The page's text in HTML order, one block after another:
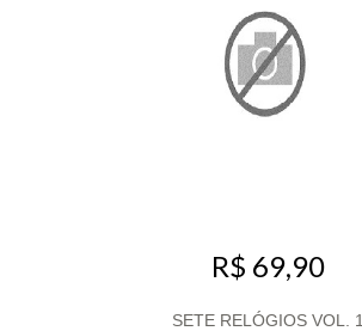
R$ 69,90
SETE RELÓGIOS VOL. 1